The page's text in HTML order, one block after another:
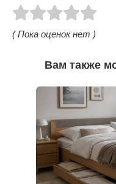
( Пока оценок нет )
Вам также